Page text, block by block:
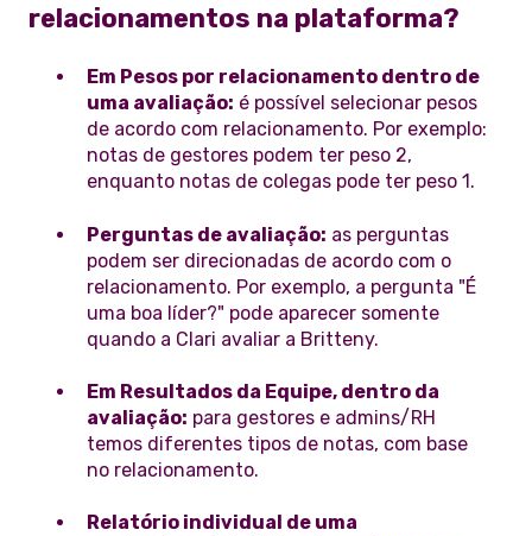
relacionamentos na plataforma?
Em Pesos por relacionamento dentro de
uma avaliação: é possível selecionar pesos
de acordo com relacionamento. Por exemplo:
notas de gestores podem ter peso 2,
enquanto notas de colegas pode ter peso 1.
Perguntas de avaliação: as perguntas
podem ser direcionadas de acordo com o
relacionamento. Por exemplo, a pergunta "É
uma boa líder?" pode aparecer somente
quando a Clari avaliar a Britteny.
Em Resultados da Equipe, dentro da
avaliação: para gestores e admins/RH
temos diferentes tipos de notas, com base
no relacionamento.
Relatório individual de uma